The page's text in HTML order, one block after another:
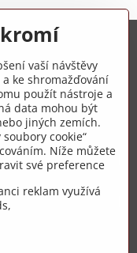
vaší návštěvy
ke shromažďování
použít nástroje a
data mohou být
jiných zemích.
cookie“
Níže můžete
své preference
reklam využívá